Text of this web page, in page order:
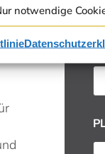
notwendige